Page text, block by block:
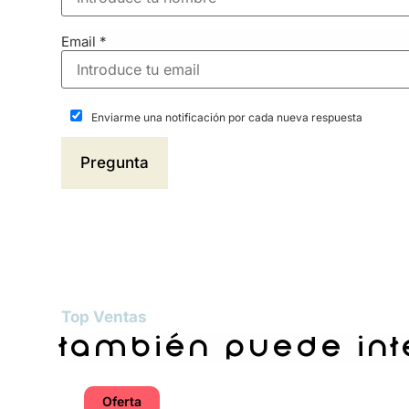
Email *
Enviarme una notificación por cada nueva respuesta
Top Ventas
también puede
Oferta